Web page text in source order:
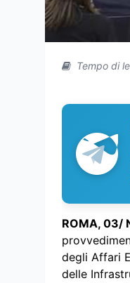
Tempo di
ROMA, 03/
degli Affari
delle